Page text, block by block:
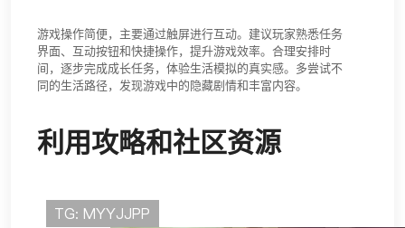
游戏操作简便，主要通过触屏进行互动。建议玩家熟悉任务
界面、互动按钮和快捷操作，提升游戏效率。合理安排时
间，逐步完成成长任务，体验生活模拟的真实感。多尝试不
同的生活路径，发现游戏中的隐藏剧情和丰富内容。
利用攻略和社区资源